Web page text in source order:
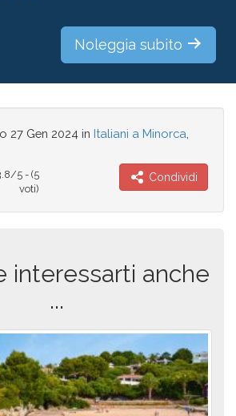
Noleggia subito
27 Gen 2024 in Italiani a Minorca
5 - (5
voti)
Condividi
interessarti anche
...